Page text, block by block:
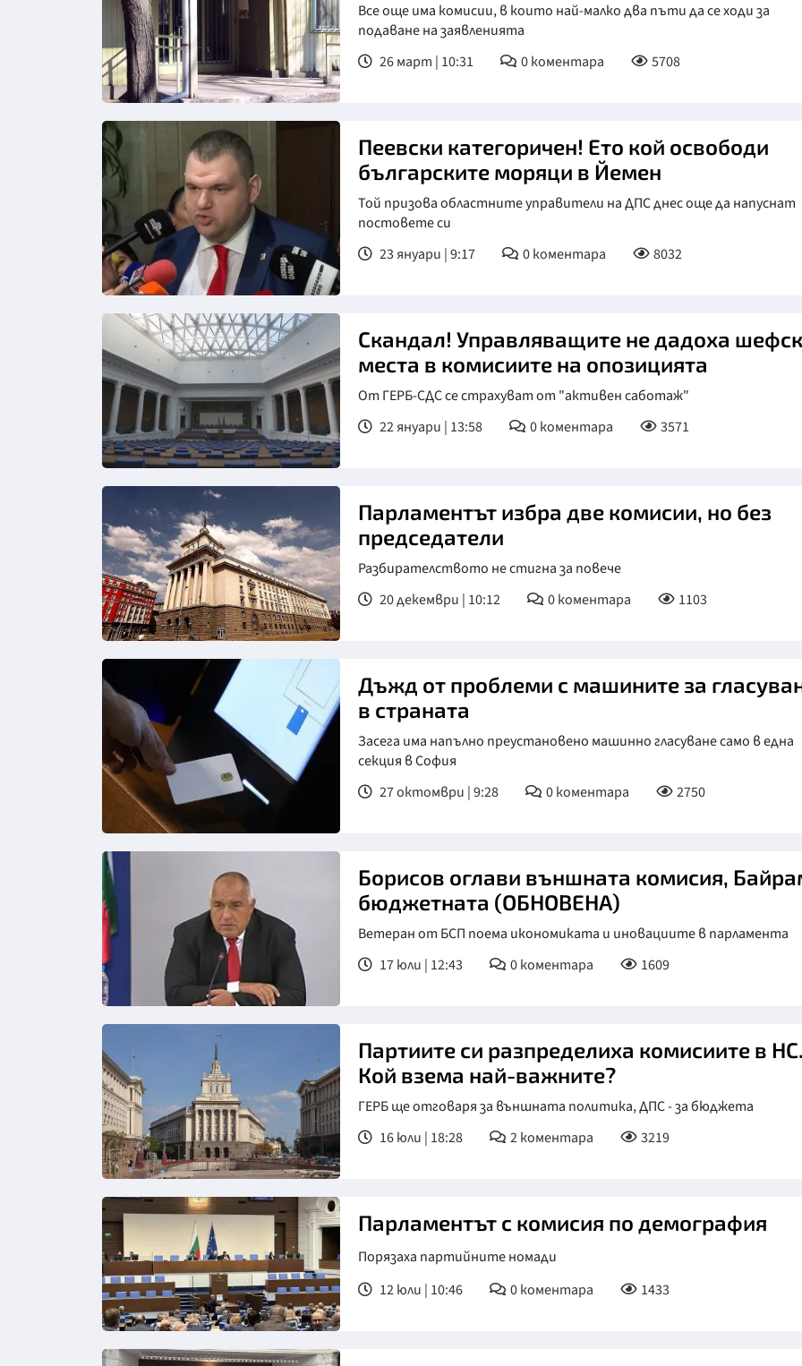
Все още има комисии, в които най-малко два пъти да се ходи за
подаване на заявленията
26 март | 10:31
0коментара 5708
Пеевски категоричен! Ето кой освободи
българските моряци в Йемен
Той призова областните управители на ДПС днес още да напуснат
постовете си
23 януари | 9:17
0коментара 8032
Скандал! Управляващите не дадоха
места в комисиите на опозицията
От ГЕРБ-СДС се страхуват от "активен саботаж"
22 януари | 13:58
0коментара 3571
Парламентът избра две комисии, но без
председатели
Разбирателството не стигна за повече
20 декември | 10:12
0коментара 1103
Дъжд от проблеми с машините за
в страната
Засега има напълно преустановено машинно гласуване само в една
секция в София
27 октомври | 9:28
0коментара 2750
Борисов оглави външната комисия,
бюджетната (ОБНОВЕНА)
Ветеран от БСП поема икономиката и иновациите в парламента
17 юли | 12:43
0коментара 1609
Партиите си разпределиха комисиите в
Кой взема най-важните?
ГЕРБ ще отговаря за външната политика, ДПС - за бюджета
16 юли | 18:28
2коментара 3219
Парламентът с комисия по демография
Порязаха партийните номади
12 юли | 10:46
0коментара 1433